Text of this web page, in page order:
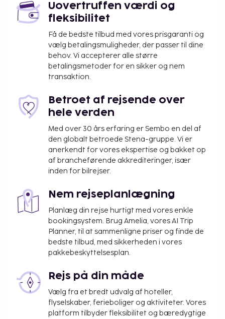
Uovertruffen værdi og
fleksibilitet
Få de bedste tilbud med vores prisgaranti og
vælg betalingsmuligheder, der passer til dine
behov. Vi accepterer alle større
betalingsmetoder for en sikker og nem
transaktion.
Betroet af rejsende over
hele verden
Med over 30 års erfaring er Sembo en del af
den globalt betroede Stena-gruppe. Vi er
anerkendt for vores ekspertise og bakket op
af brancheførende akkrediteringer, især
inden for bilrejser.
Nem rejseplanlægning
Planlæg din rejse hurtigt med vores enkle
bookingsystem. Brug Amelia, vores AI Trip
Planner, til at sammenligne priser og finde de
bedste tilbud, med sikkerheden i vores
pakkebeskyttelsesplan.
Rejs på din måde
Vælg fra et bredt udvalg af hoteller,
flyselskaber, ferieboliger og aktiviteter. Vores
platform tilbyder fleksibilitet og bæredygtige